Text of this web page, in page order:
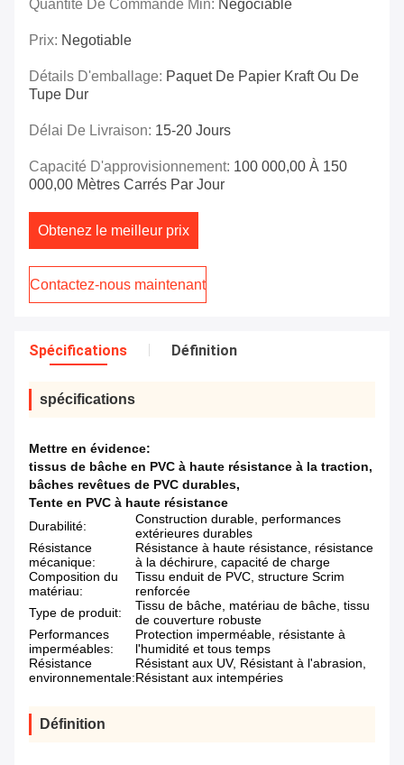
Quantité De Commande Min: Négociable
Prix: Negotiable
Détails D'emballage: Paquet De Papier Kraft Ou De
Tupe Dur
Délai De Livraison: 15-20 Jours
Capacité D'approvisionnement: 100 000,00 À 150
000,00 Mètres Carrés Par Jour
Obtenez le meilleur prix
Contactez-nous maintenant
Spécifications Définition
spécifications
Mettre en évidence:
tissus de bâche en PVC à haute résistance à la traction,
bâches revêtues de PVC durables,
Tente en PVC à haute résistance
Durabilité:
Construction durable, performances
extérieures durables
Résistance
mécanique:
Résistance à haute résistance, résistance
à la déchirure, capacité de charge
Composition du
matériau:
Tissu enduit de PVC, structure Scrim
renforcée
Type de produit:
Tissu de bâche, matériau de bâche, tissu
de couverture robuste
Performances
imperméables:
Protection imperméable, résistante à
l'humidité et tous temps
Résistance
environnementale:
Résistant aux UV, Résistant à l'abrasion,
Résistant aux intempéries
Définition